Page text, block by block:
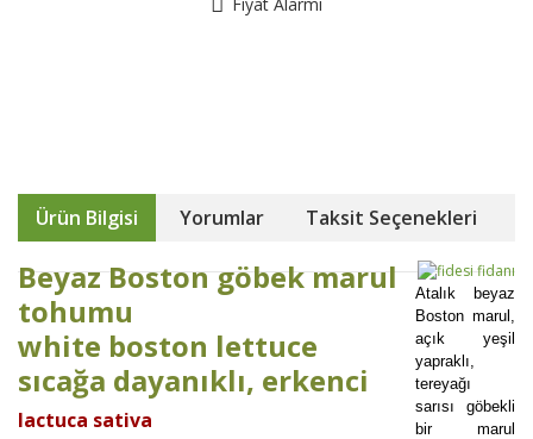
Ürün Bilgisi Yorumlar Taksit Seçenekleri
Beyaz Boston göbek marul
tohumu
white boston lettuce
sıcağa dayanıklı, erkenci
lactuca sativa
Atalık beyaz
Boston marul,
açık yeşil
yapraklı,
tereyağı
sarısı göbekli
bir marul